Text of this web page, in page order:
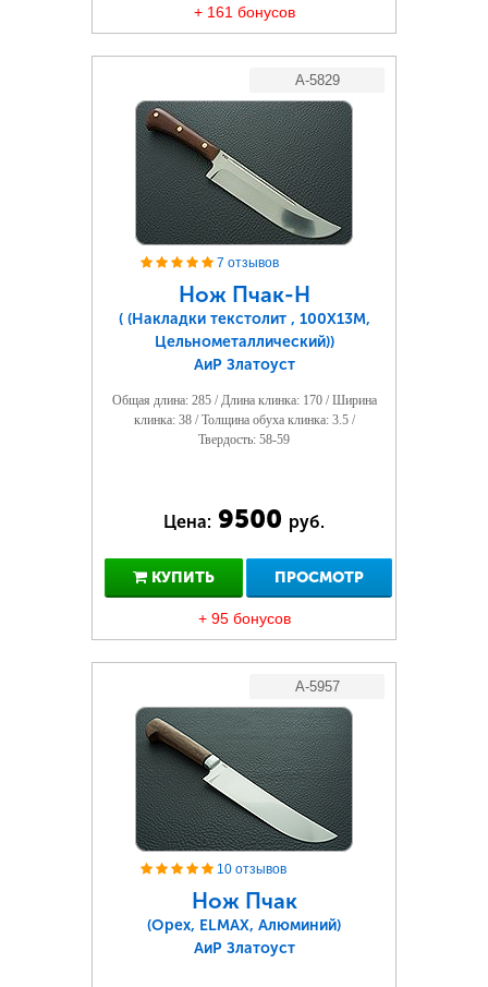
+ 161 бонусов
A-5829
7 отзывов
Нож Пчак-Н
( (Накладки текстолит , 100Х13М,
Цельнометаллический))
АиР Златоуст
Общая длина: 285 / Длина клинка: 170 / Ширина
клинка: 38 / Толщина обуха клинка: 3.5 /
Твердость: 58-59
Цена: 9500 руб.
КУПИТЬ ПРОСМОТР
+ 95 бонусов
A-5957
10 отзывов
Нож Пчак
(Орех, ELMAX, Алюминий)
АиР Златоуст